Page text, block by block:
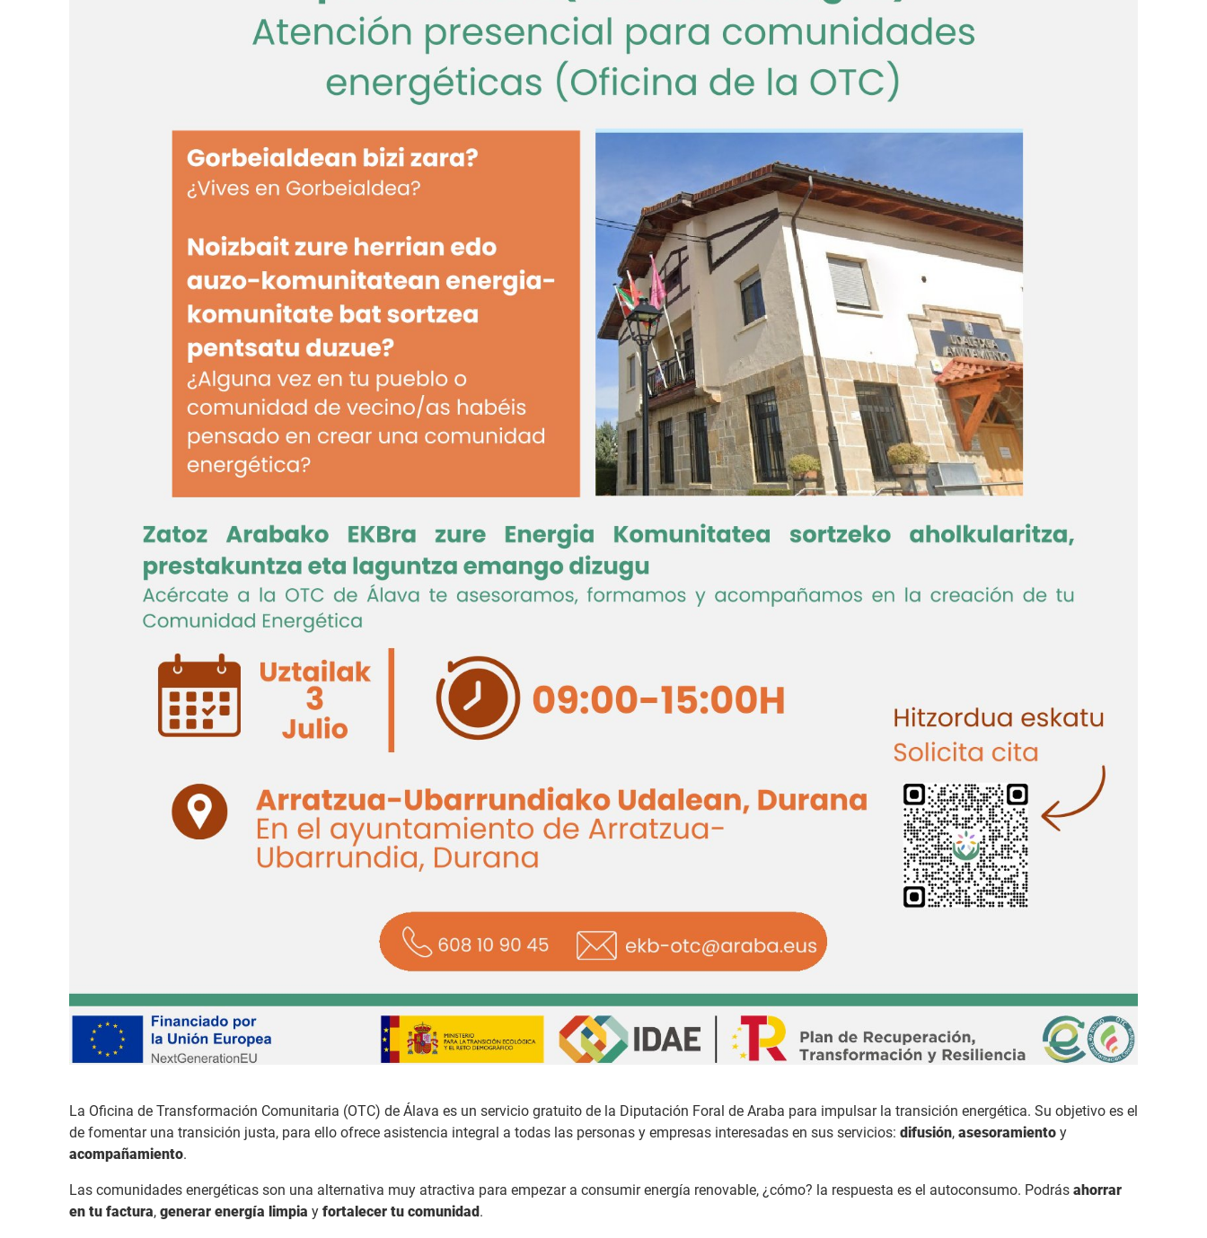
La Oficina de Transformación Comunitaria (OTC) de Álava es un servicio gratuito de la Diputación Foral de Araba para impulsar la transición energética. Su objetivo es el
de fomentar una transición justa, para ello ofrece asistencia integral a todas las personas y empresas interesadas en sus servicios: difusión, asesoramiento y
acompañamiento.
Las comunidades energéticas son una alternativa muy atractiva para empezar a consumir energía renovable, ¿cómo? la respuesta es el autoconsumo. Podrás ahorrar
en tu factura, generar energía limpia y fortalecer tu comunidad.